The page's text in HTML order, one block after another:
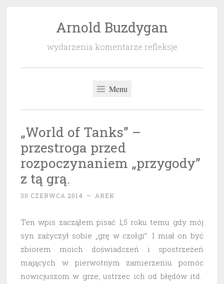
Arnold Buzdygan
wydarzenia komentarze refleksje
Menu
„World of Tanks” –
przestroga przed
rozpoczynaniem „przygody”
z tą grą.
30 CZERWCA 2014 ~ AREK
Ten wpis zacząłem pisać 1,5 roku temu gdy mój
syn zażyczył sobie „grę w czołgi”. I miał on być
zbiorem moich doświadczeń i spostrzeżeń
mających w pierwotnym zamierzeniu pomóc
nowicjuszom w grze, ustrzec ich od błędów itd.